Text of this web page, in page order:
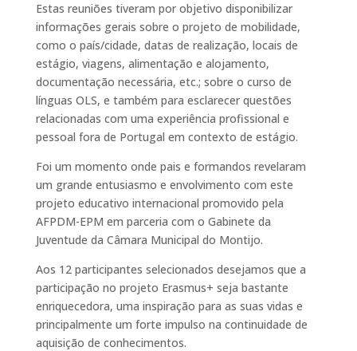
Estas reuniões tiveram por objetivo disponibilizar
informações gerais sobre o projeto de mobilidade,
como o país/cidade, datas de realização, locais de
estágio, viagens, alimentação e alojamento,
documentação necessária, etc.; sobre o curso de
línguas OLS, e também para esclarecer questões
relacionadas com uma experiência profissional e
pessoal fora de Portugal em contexto de estágio.
Foi um momento onde pais e formandos revelaram
um grande entusiasmo e envolvimento com este
projeto educativo internacional promovido pela
AFPDM-EPM em parceria com o Gabinete da
Juventude da Câmara Municipal do Montijo.
Aos 12 participantes selecionados desejamos que a
participação no projeto Erasmus+ seja bastante
enriquecedora, uma inspiração para as suas vidas e
principalmente um forte impulso na continuidade de
aquisição de conhecimentos.